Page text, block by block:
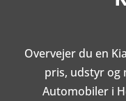
Overvejer du en
pris, udstyr og
Automobiler i